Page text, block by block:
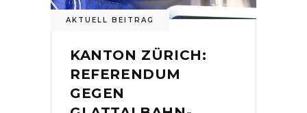
AKTUELL BEITRAG
KANTON ZÜRICH:
REFERENDUM
GEGEN